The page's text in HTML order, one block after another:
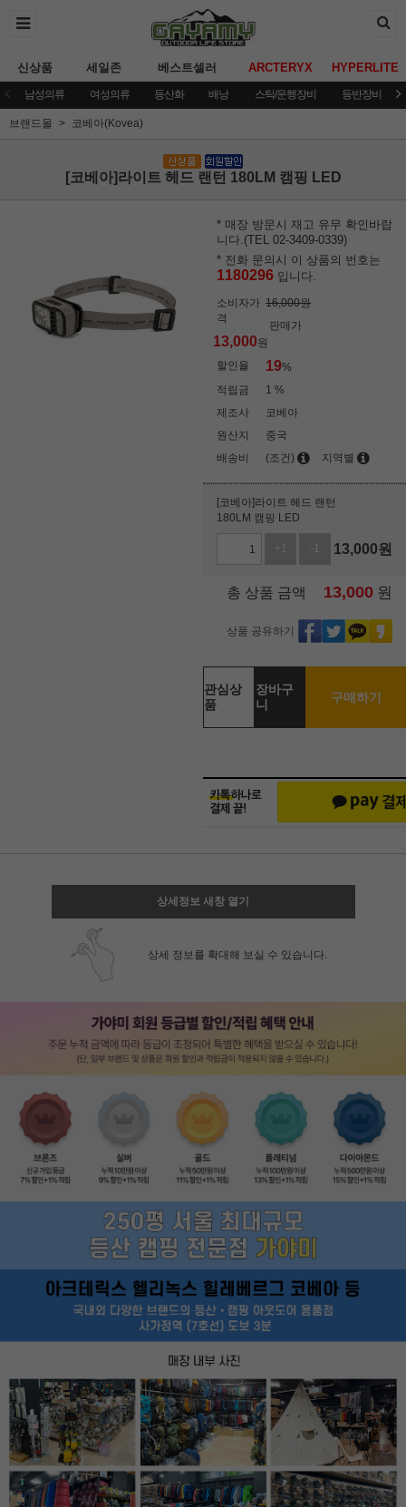
신상품 세일존 베스트셀러 ARCTERYX HYPERLITE
남성의류 여성의류 등산화 배낭 스틱/운행장비 등반장비
브랜드몰 코베아(Kovea)
[코베아]라이트 헤드 랜턴 180LM 캠핑 LED
* 매장 방문시 재고 유무 확인바랍
니다.(TEL 02-3409-0339)
* 전화 문의시 이 상품의 번호는
1180296 입니다.
소비자가
격
16,000원
판매가
13,000원
할인율
19%
적립금
1 %
제조사
코베아
원산지
중국
배송비
(조건) 지역별
[코베아]라이트 헤드 랜턴
180LM 캠핑 LED
+1 -1 13,000원
총 상품 금액 13,000 원
상품 공유하기
관심상
품
장바구
니
구매하기
상세정보 새창 열기
상세 정보를 확대해 보실 수 있습니다.